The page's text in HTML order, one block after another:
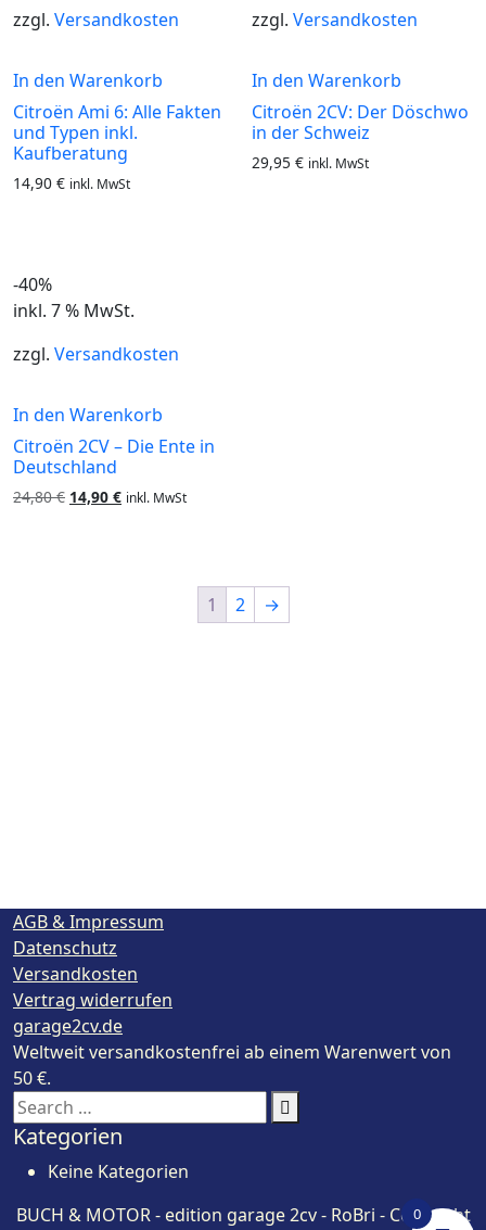
zzgl. Versandkosten
In den Warenkorb
Citroën Ami 6: Alle Fakten
und Typen inkl.
Kaufberatung
14,90 € inkl. MwSt
zzgl.Versandkosten
In den Warenkorb
Citroën 2CV: Der Döschwo
in der Schweiz
29,95€ inkl. MwSt
-40%
inkl. 7 % MwSt.
zzgl. Versandkosten
In den Warenkorb
Citroën 2CV – Die Ente in
Deutschland
24,80€ Ursprünglicher
14,90 €Aktueller
inkl. MwSt
1 2 →
AGB & Impressum
Datenschutz
Versandkosten
Vertrag widerrufen
garage2cv.de
Weltweit versandkostenfrei ab einem Warenwert von
50 €.
Search
for:
Kategorien
Keine Kategorien
BUCH & MOTOR - edition garage 2cv - RoBri - Copyright
0